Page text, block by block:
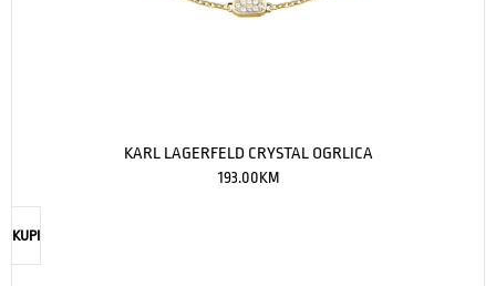
KARL LAGERFELD CRYSTAL OGRLICA
193.00KM
KUPI